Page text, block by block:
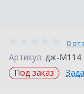
0
Артикул: дж-М114
Под заказ